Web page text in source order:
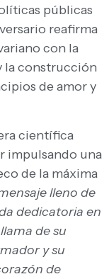
públicas
reafirma
con la
la construcción
de amor y
científica
impulsando una
de la máxima
lleno de
dedicatoria en
de su
y su
de